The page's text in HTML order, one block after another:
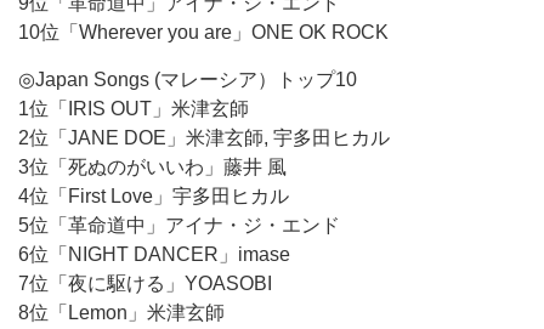
10位「Wherever you are」ONE OK ROCK
◎Japan Songs (マレーシア）トップ10
1位「IRIS OUT」米津玄師
2位「JANE DOE」米津玄師, 宇多田ヒカル
3位「死ぬのがいいわ」藤井 風
4位「First Love」宇多田ヒカル
5位「革命道中」アイナ・ジ・エンド
6位「NIGHT DANCER」imase
7位「夜に駆ける」YOASOBI
8位「Lemon」米津玄師